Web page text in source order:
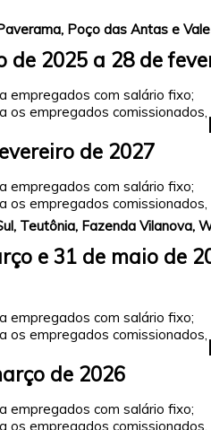
Poço das Antas e
de 2025 a 28 de
empregados com salário fixo;
os empregados comissionados,
de 2027
empregados com salário fixo;
os empregados comissionados,
Teutônia, Fazenda Vilanova,
e 31 de maio de
empregados com salário fixo;
os empregados comissionados,
de 2026
empregados com salário fixo;
os empregados comissionados,